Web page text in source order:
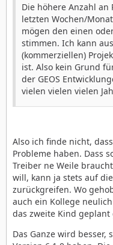
Die höhere Anzahl
letzten Wochen/
mögen den einen
stimmen. Ich kann
(kommerziellen)
ist. Also kein Grund
der GEOS
vielen vielen vielen
Also ich finde nicht,
Probleme haben. Dass
Treiber ne Weile
will, kann ja stets auf
zurückgreifen. Wo
auch ein Kollege
das zweite Kind geplant
Das Ganze wird